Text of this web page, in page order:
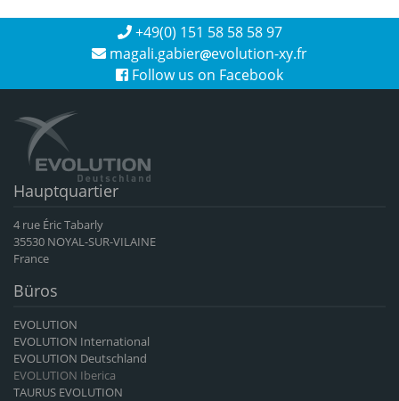
+49(0) 151 58 58 58 97
magali.gabier evolution-xy.fr
Follow us on Facebook
Hauptquartier
4 rue Éric Tabarly
35530 NOYAL-SUR-VILAINE
France
Büros
EVOLUTION
EVOLUTION International
EVOLUTION Deutschland
EVOLUTION Iberica
TAURUS EVOLUTION